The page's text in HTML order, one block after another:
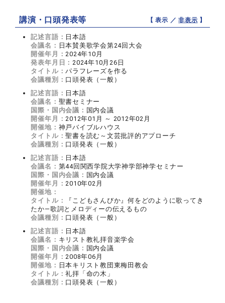
講演・口頭発表等 【 表示 ／非表示 】
記述言語： 日本語
会議名： 日本賛美歌学会第24回大会
開催年月：2024年10月
発表年月日：2024年10月26日
タイトル：パラフレーズを作る
会議種別： 口頭発表（一般）
記述言語： 日本語
会議名： 聖書セミナー
国際・国内会議： 国内会議
開催年月：2012年01月 ～ 2012年02月
開催地： 神戸バイブルハウス
タイトル：聖書を読む～文芸批評的アプローチ
会議種別： 口頭発表（一般）
記述言語： 日本語
会議名： 第44回関西学院大学神学部神学セミナー
国際・国内会議： 国内会議
開催年月：2010年02月
開催地：
タイトル：
『こどもさんびか』何をどのように歌ってき
たか―歌詞とメロディーの伝えるもの
会議種別： 口頭発表（一般）
記述言語： 日本語
会議名： キリスト教礼拝音楽学会
国際・国内会議： 国内会議
開催年月：2008年06月
開催地： 日本キリスト教団東梅田教会
タイトル：礼拝「命の木」
会議種別： 口頭発表（一般）